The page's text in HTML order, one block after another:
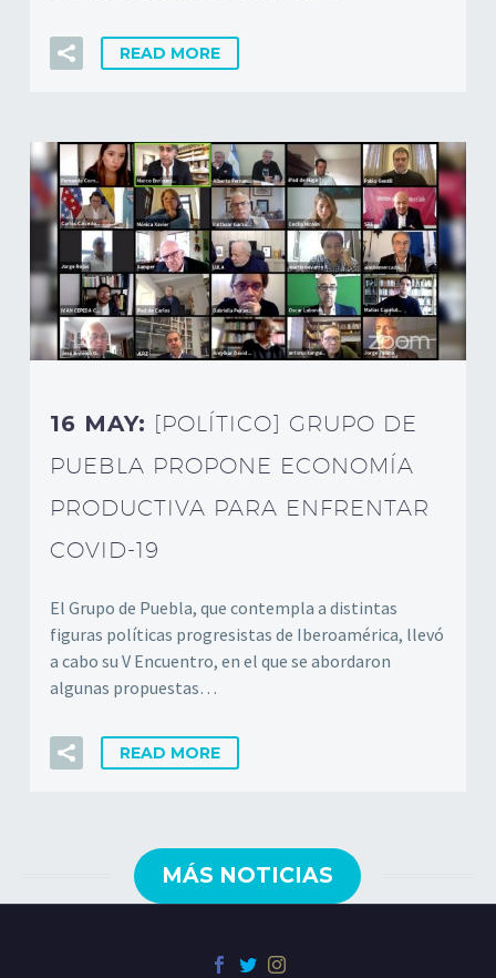
READ MORE
16 MAY: [POLÍTICO] GRUPO DE
PUEBLA PROPONE ECONOMÍA
PRODUCTIVA PARA ENFRENTAR
COVID-19
El Grupo de Puebla, que contempla a distintas
figuras políticas progresistas de Iberoamérica, llevó
a cabo su V Encuentro, en el que se abordaron
algunas propuestas…
READ MORE
MÁS NOTICIAS